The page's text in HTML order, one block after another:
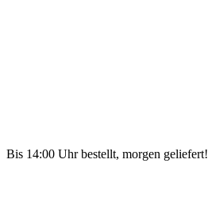
Bis 14:00 Uhr bestellt, morgen geliefert!